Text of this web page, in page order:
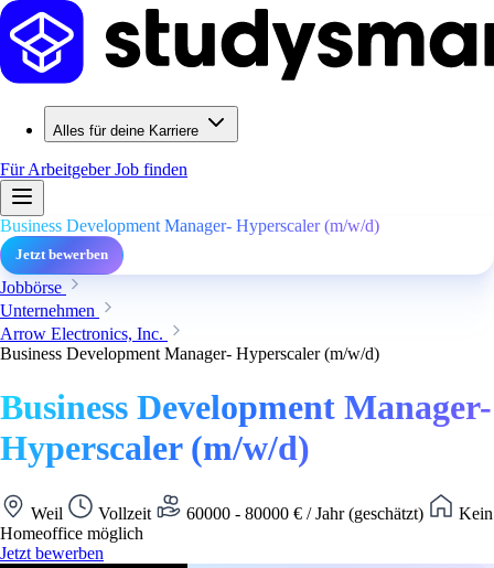
Alles für deine Karriere
Für ArbeitgeberJob finden
Business Development Manager- Hyperscaler (m/w/d)
Jetzt bewerben
Jobbörse
Unternehmen
Arrow Electronics, Inc.
Business Development Manager- Hyperscaler (m/w/d)
Business Development Manager-
Hyperscaler (m/w/d)
Weil Vollzeit 60000 - 80000 € / Jahr (geschätzt)
Kein
Homeoffice möglich
Jetzt bewerben